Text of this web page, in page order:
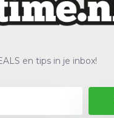
en tips in je inbox!